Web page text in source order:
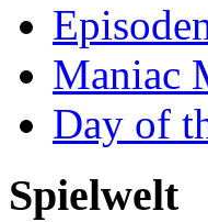
Maniac
Day of
Spielwelt